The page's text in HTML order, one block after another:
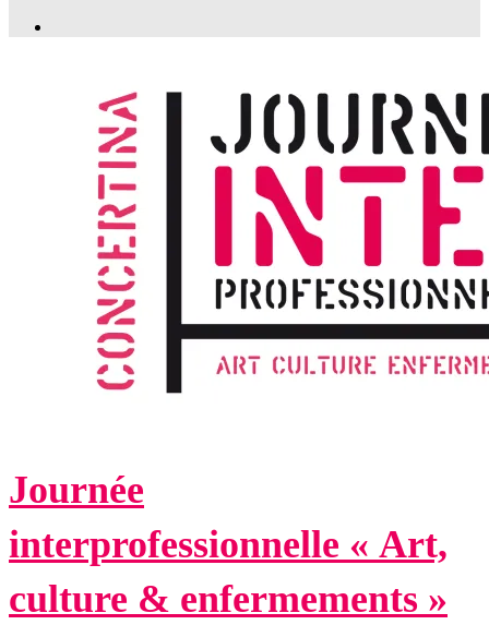
Journée
interprofessionnelle « Art,
culture & enfermements »